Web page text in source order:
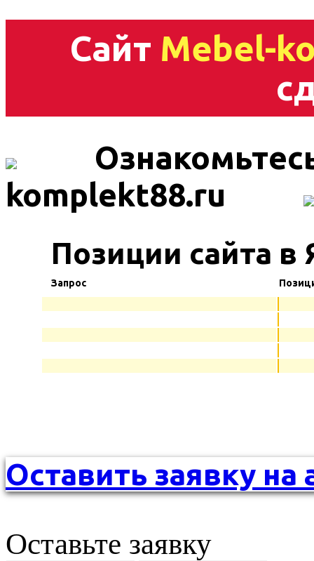
Сайт Mebel-
komplekt88.ru
Позиции сайта в
Запрос
Оставить заявку на
Оставьте заявку